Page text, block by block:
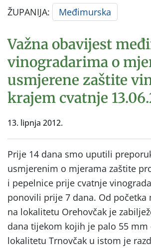
ŽUPANIJA: Međimurska
Važna obavijest
vinogradarima o
usmjerene zaštite
krajem cvatnje
13. lipnja 2012.
Prije 14 dana smo uputili
usmjerenim o mjerama zaštite
i pepelnice prije cvatnje
ponovili prije 7 dana. Od početka
na lokalitetu Orehovčak je
dana tijekom kojih je palo 55 mm
lokalitetu Trnovčak u istom je